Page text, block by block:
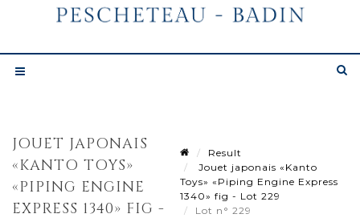
JOUET JAPONAIS
«KANTO TOYS»
«PIPING ENGINE
EXPRESS 1340» FIG -
Result
Jouet japonais «Kanto
Toys» «Piping Engine Express
1340» fig - Lot 229
Lot n° 229